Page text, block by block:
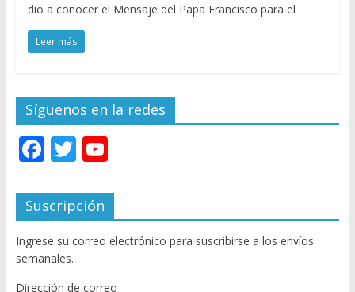
dio a conocer el Mensaje del Papa Francisco para el
Leer más
Síguenos en la redes
F
e
b
o
o
T
itt
er
Y
u
T
u
Suscripción
Ingrese su correo electrónico para suscribirse a los envíos
semanales.
Dirección de correo